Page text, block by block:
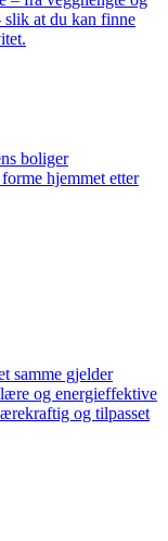
slik at du kan finne
boliger
hjemmet etter
samme gjelder
og energieffektive
og tilpasset